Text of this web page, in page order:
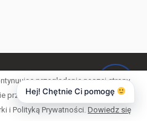
przeglądanie naszej strony,
przez nas plików cookies zgodnie z
i Polityką Prywatności. Dowiedz się
Hej! Chętnie Ci pomogę